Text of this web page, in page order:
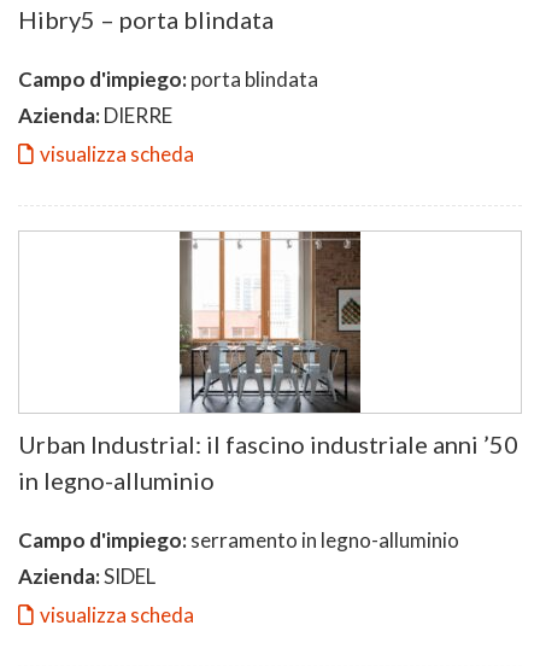
Hibry5 – porta blindata
Campo d'impiego:porta blindata
Azienda:DIERRE
visualizza scheda
Urban Industrial: il fascino industriale anni ’50
in legno-alluminio
Campo d'impiego:serramento in legno-alluminio
Azienda:SIDEL
visualizza scheda